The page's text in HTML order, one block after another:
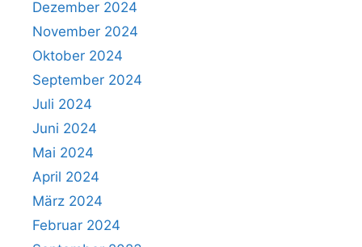
Dezember 2024
November 2024
Oktober 2024
September 2024
Juli 2024
Juni 2024
Mai 2024
April 2024
März 2024
Februar 2024